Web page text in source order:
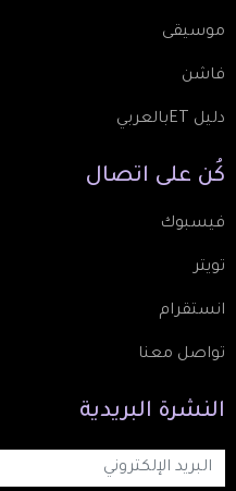
موسيقى
فاشن
دليل ETبالعربي
كُن على اتصال
فيسبوك
تويتر
انستقرام
تواصل معنا
النشرة البريدية